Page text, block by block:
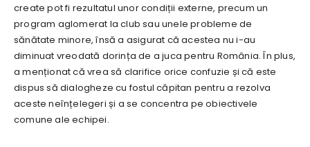
create pot fi rezultatul unor condiții externe, precum un
program aglomerat la club sau unele probleme de
sănătate minore, însă a asigurat că acestea nu i-au
diminuat vreodată dorința de a juca pentru România. În plus,
a menționat că vrea să clarifice orice confuzie și că este
dispus să dialogheze cu fostul căpitan pentru a rezolva
aceste neînțelegeri și a se concentra pe obiectivele
comune ale echipei.